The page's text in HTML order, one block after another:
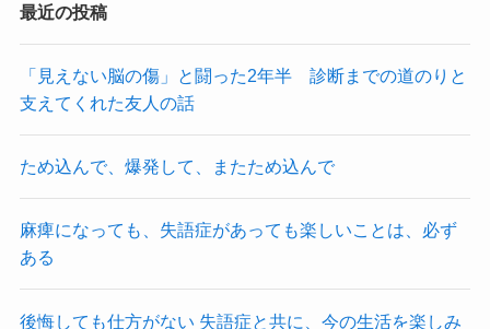
最近の投稿
「見えない脳の傷」と闘った2年半 診断までの道のりと
支えてくれた友人の話
ため込んで、爆発して、またため込んで
麻痺になっても、失語症があっても楽しいことは、必ず
ある
後悔しても仕方がない 失語症と共に、今の生活を楽しみ